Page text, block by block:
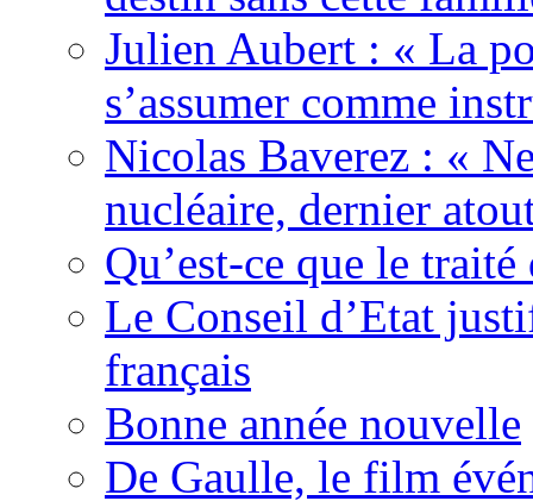
Julien Aubert : « La
s’assumer comme
Nicolas Baverez : «
nucléaire, dernier
Qu’est-ce que le traité
Le Conseil d’Etat
français
Bonne année nouvelle
De Gaulle, le film